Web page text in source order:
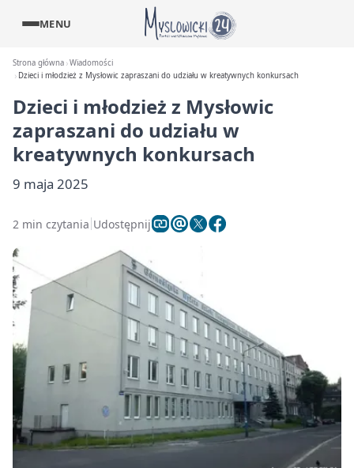
MENU
Strona główna Wiadomości
Dzieci i młodzież z Mysłowic zapraszani do udziału w kreatywnych konkursach
Dzieci i młodzież z Mysłowic
zapraszani do udziału w
kreatywnych konkursach
9 maja 2025
2 min czytania Udostępnij